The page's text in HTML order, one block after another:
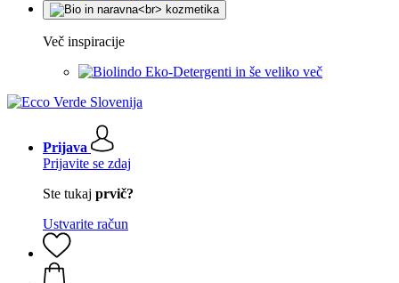
Več inspiracije
Eko-Detergenti in še veliko več
Prijava
Prijavite se zdaj
Ste tukaj prvič?
Ustvarite račun